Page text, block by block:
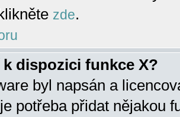
zde.
dispozici funkce X?
byl napsán a
potřeba přidat nějakou